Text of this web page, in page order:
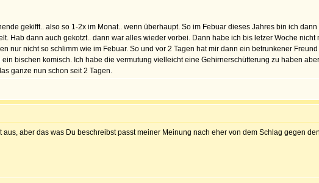
gekifft.. also so 1-2x im Monat.. wenn überhaupt. So im Febuar dieses Jahres bin ich
Hab dann auch gekotzt.. dann war alles wieder vorbei. Dann habe ich bis letzer Woche
nur nicht so schlimm wie im Febuar. So und vor 2 Tagen hat mir dann ein betrunkener
bischen komisch. Ich habe die vermutung vielleicht eine Gehirnerschütterung zu haben
ganze nun schon seit 2 Tagen.
aus, aber das was Du beschreibst passt meiner Meinung nach eher von dem Schlag gegen